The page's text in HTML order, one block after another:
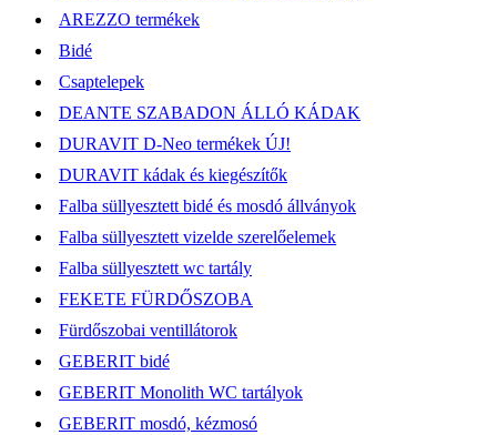
AREZZO termékek
Bidé
Csaptelepek
DEANTE SZABADON ÁLLÓ KÁDAK
DURAVIT D-Neo termékek ÚJ!
DURAVIT kádak és kiegészítők
Falba süllyesztett bidé és mosdó állványok
Falba süllyesztett vizelde szerelőelemek
Falba süllyesztett wc tartály
FEKETE FÜRDŐSZOBA
Fürdőszobai ventillátorok
GEBERIT bidé
GEBERIT Monolith WC tartályok
GEBERIT mosdó, kézmosó